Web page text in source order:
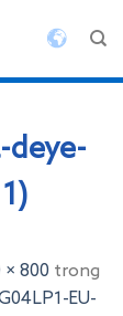
deye-
× 800 trong
EU-